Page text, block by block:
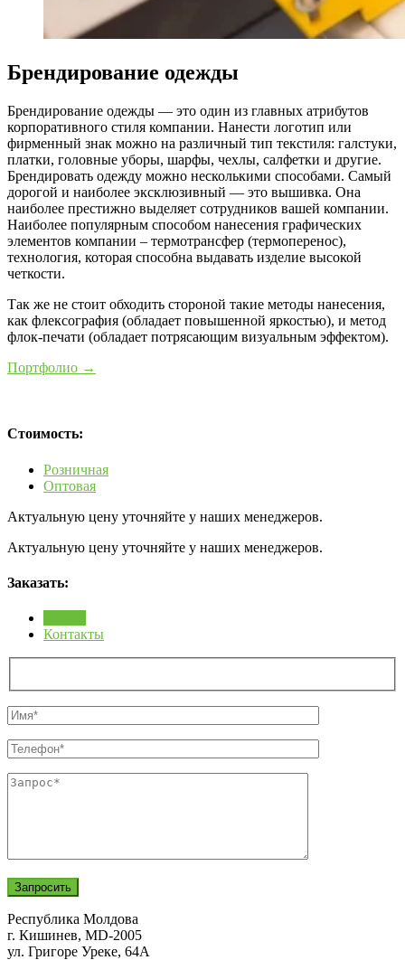
Брендирование одежды
Брендирование одежды — это один из главных атрибутов
корпоративного стиля компании. Нанести логотип или
фирменный знак можно на различный тип текстиля: галстуки,
платки, головные уборы, шарфы, чехлы, салфетки и другие.
Брендировать одежду можно несколькими способами. Самый
дорогой и наиболее эксклюзивный — это вышивка. Она
наиболее престижно выделяет сотрудников вашей компании.
Наиболее популярным способом нанесения графических
элементов компании – термотрансфер (термоперенос),
технология, которая способна выдавать изделие высокой
четкости.
Так же не стоит обходить стороной такие методы нанесения,
как флексография (обладает повышенной яркостью), и метод
флок-печати (обладает потрясающим визуальным эффектом).
Портфолио →
Стоимость:
Розничная
Оптовая
Актуальную цену уточняйте у наших менеджеров.
Актуальную цену уточняйте у наших менеджеров.
Заказать:
Контакты
Республика Молдова
г. Кишинев, MD-2005
ул. Григоре Уреке, 64А